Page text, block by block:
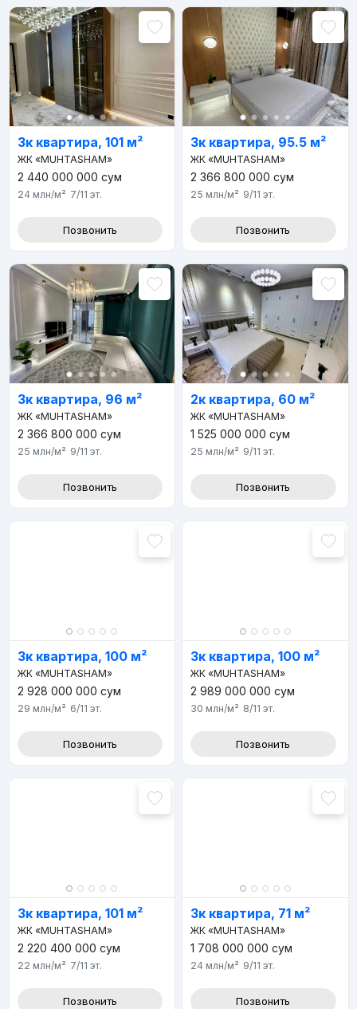
3к квартира, 101 м²
ЖК «MUHTASHAM»
2 440 000 000 сум
24 млн/м² 7/11 эт.
Позвонить
3к квартира, 95.5 м²
ЖК «MUHTASHAM»
2 366 800 000 сум
25 млн/м² 9/11 эт.
Позвонить
3к квартира, 96 м²
ЖК «MUHTASHAM»
2 366 800 000 сум
25 млн/м² 9/11 эт.
Позвонить
2к квартира, 60 м²
ЖК «MUHTASHAM»
1 525 000 000 сум
25 млн/м² 9/11 эт.
Позвонить
3к квартира, 100 м²
ЖК «MUHTASHAM»
2 928 000 000 сум
29 млн/м² 6/11 эт.
Позвонить
3к квартира, 100 м²
ЖК «MUHTASHAM»
2 989 000 000 сум
30 млн/м² 8/11 эт.
Позвонить
3к квартира, 101 м²
ЖК «MUHTASHAM»
2 220 400 000 сум
22 млн/м² 7/11 эт.
Позвонить
3к квартира, 71 м²
ЖК «MUHTASHAM»
1 708 000 000 сум
24 млн/м² 9/11 эт.
Позвонить